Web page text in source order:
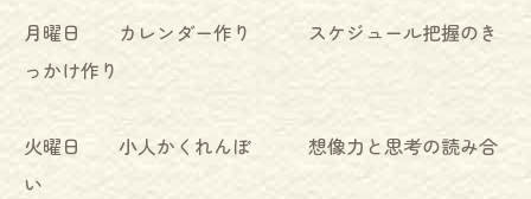
月曜日 カレンダー作り スケジュール把握のき
っかけ作り
火曜日 小人かくれんぼ 想像力と思考の読み合
い